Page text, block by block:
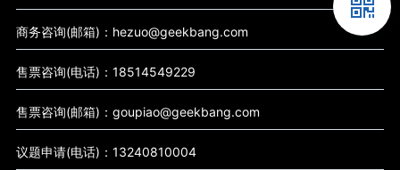
商务咨询(邮箱)：hezuo@geekbang.com
售票咨询(电话)：18514549229
售票咨询(邮箱)：goupiao@geekbang.com
议题申请(电话)：13240810004